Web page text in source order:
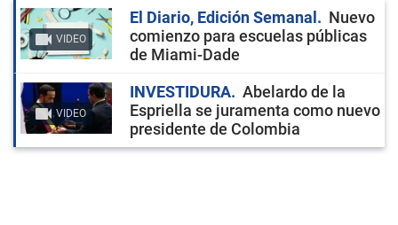
VIDEO
El Diario, Edición Semanal
Nuevo
comienzo para escuelas públicas
de Miami-Dade
VIDEO
INVESTIDURA
Abelardo de la
Espriella se juramenta como nuevo
presidente de Colombia